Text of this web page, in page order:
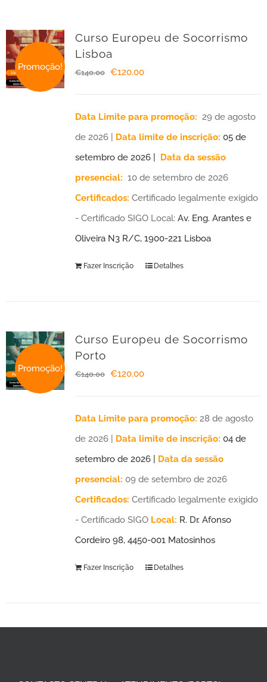
Promoção!
Curso Europeu de Socorrismo
Lisboa
€140.00
O
original
era:
€140.00.
€120.00O
é:
€120.00.
Data Limite para promoção: 29 de agosto
de 2026 | Data limite de inscrição: 05 de
setembro de 2026 |
Data da sessão
presencial: 10 de setembro de 2026
Certificados: Certificado legalmente exigido
- Certificado SIGO Local: Av. Eng. Arantes e
Oliveira N3 R/C, 1900-221 Lisboa
Fazer Inscrição Detalhes
Promoção!
Curso Europeu de Socorrismo
Porto
€140.00
O
original
era:
€140.00.
€120.00O
é:
€120.00.
Data Limite para promoção: 28 de agosto
de 2026 | Data limite de inscrição: 04 de
setembro de 2026 | Data da sessão
presencial: 09 de setembro de 2026
Certificados: Certificado legalmente exigido
- Certificado SIGO Local: R. Dr. Afonso
Cordeiro 98, 4450-001 Matosinhos
Fazer Inscrição Detalhes